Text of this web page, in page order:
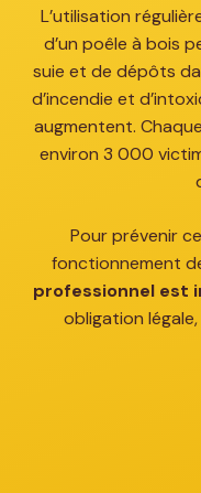
L’utilisation
d’un poêle à bois
suie et de dépôts
d’incendie et
augmentent.
environ 3 000
Pour prévenir
fonctionnement
professionnel est
obligation